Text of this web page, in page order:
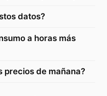
datos?
a horas más
precios de mañana?